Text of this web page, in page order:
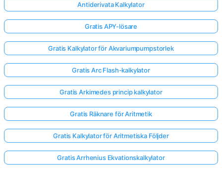
Antiderivata Kalkylator
Gratis APY-lösare
Gratis Kalkylator för Akvariumpumpstorlek
Gratis Arc Flash-kalkylator
Gratis Arkimedes princip kalkylator
Gratis Räknare för Aritmetik
Gratis Kalkylator för Aritmetiska Följder
Gratis Arrhenius Ekvationskalkylator